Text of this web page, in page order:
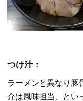
つけ汁：
ラーメンと異なり豚
介は風味担当、とい